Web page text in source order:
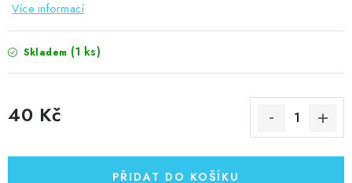
Více informací
Skladem (1 ks)
40 Kč
PŘIDAT DO KOŠÍKU